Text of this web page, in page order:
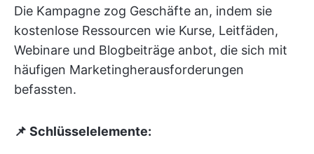
Die Kampagne zog Geschäfte an, indem sie
kostenlose Ressourcen wie Kurse, Leitfäden,
Webinare und Blogbeiträge anbot, die sich mit
häufigen Marketingherausforderungen
befassten.
📌 Schlüsselelemente: